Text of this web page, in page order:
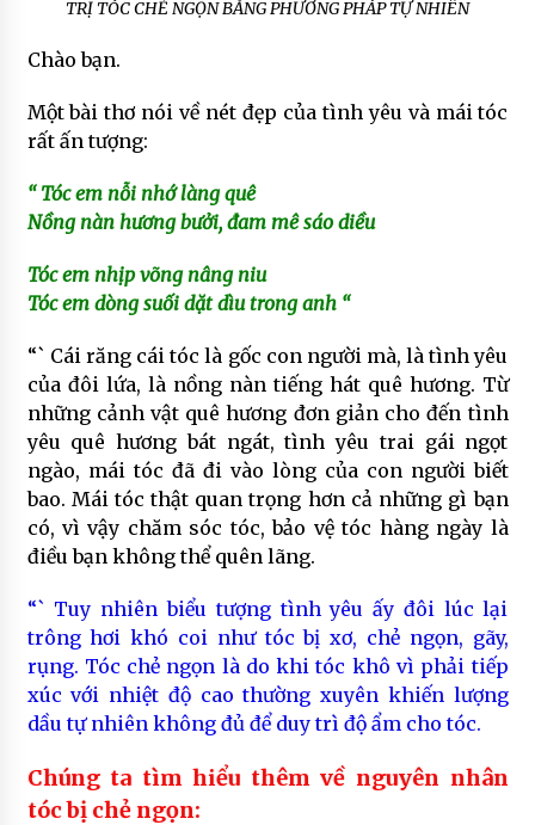
TRỊ TÓC CHẺ NGỌN BẰNG PHƯƠNG PHÁP TỰ NHIÊN
Chào bạn.
Một bài thơ nói về nét đẹp của tình yêu và mái tóc
rất ấn tượng:
“ Tóc em nỗi nhớ làng quê
Nồng nàn hương bưởi, đam mê sáo diều
Tóc em nhịp võng nâng niu
Tóc em dòng suối dặt dìu trong anh “
“` Cái răng cái tóc là gốc con người mà, là tình yêu
của đôi lứa, là nồng nàn tiếng hát quê hương. Từ
những cảnh vật quê hương đơn giản cho đến tình
yêu quê hương bát ngát, tình yêu trai gái ngọt
ngào, mái tóc đã đi vào lòng của con người biết
bao. Mái tóc thật quan trọng hơn cả những gì bạn
có, vì vậy chăm sóc tóc, bảo vệ tóc hàng ngày là
điều bạn không thể quên lãng.
“` Tuy nhiên biểu tượng tình yêu ấy đôi lúc lại
trông hơi khó coi như tóc bị xơ, chẻ ngọn, gãy,
rụng. Tóc chẻ ngọn là do khi tóc khô vì phải tiếp
xúc với nhiệt độ cao thường xuyên khiến lượng
dầu tự nhiên không đủ để duy trì độ ẩm cho tóc.
Chúng ta tìm hiểu thêm về nguyên nhân
tóc bị chẻ ngọn: